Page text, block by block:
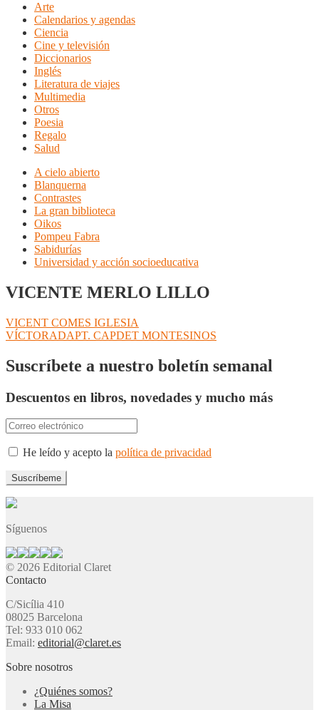
Arte
Calendarios y agendas
Ciencia
Cine y televisión
Diccionarios
Inglés
Literatura de viajes
Multimedia
Otros
Poesia
Regalo
Salud
A cielo abierto
Blanquerna
Contrastes
La gran biblioteca
Oikos
Pompeu Fabra
Sabidurías
Universidad y acción socioeducativa
VICENTE MERLO LILLO
Navegación
de
entradas
Anterior:
VICENT COMES IGLESIA
Siguiente:
VÍCTORADAPT. CAPDET MONTESINOS
Suscríbete a nuestro boletín semanal
Descuentos en libros, novedades y mucho más
He leído y acepto la política de privacidad
Síguenos
© 2026 Editorial Claret
Contacto
C/Sicília 410
08025 Barcelona
Tel: 933 010 062
Email: editorial@claret.es
Sobre nosotros
¿Quiénes somos?
La Misa